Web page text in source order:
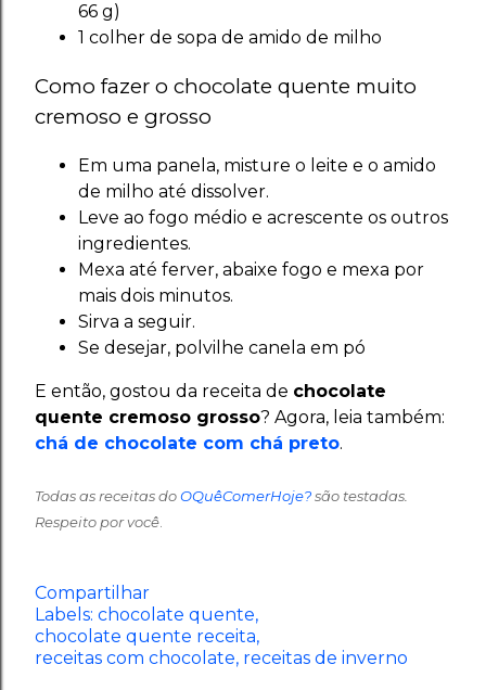
66 g)
1 colher de sopa de amido de milho
Como fazer o chocolate quente muito
cremoso e grosso
Em uma panela, misture o leite e o amido
de milho até dissolver.
Leve ao fogo médio e acrescente os outros
ingredientes.
Mexa até ferver, abaixe fogo e mexa por
mais dois minutos.
Sirva a seguir.
Se desejar, polvilhe canela em pó
E então, gostou da receita de chocolate
quente cremoso grosso? Agora, leia também:
chá de chocolate com chá preto.
Todas as receitas doOQuêComerHoje?são testadas.
Respeito por você
Compartilhar
Labels: chocolate quente
chocolate quente receita
receitas com chocolate receitas de inverno